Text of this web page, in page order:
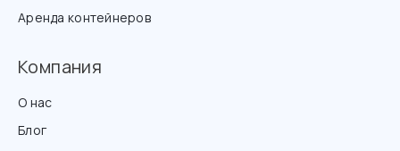
Аренда контейнеров
Компания
О нас
Блог